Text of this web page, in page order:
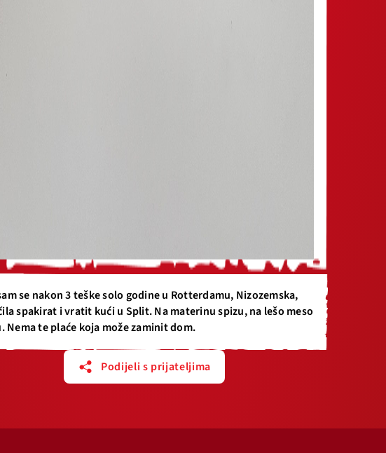
se nakon 3 teške solo godine u Rotterdamu, Nizozemska,
spakirat i vratit kući u Split. Na materinu spizu, na lešo meso
Nema te plaće koja može zaminit dom.
Podijeli s prijateljima